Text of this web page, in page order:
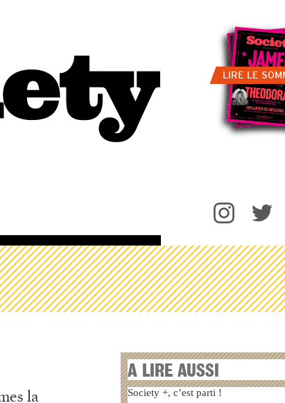
LIRE LE
A LIRE AUSSI
Society +, c’est parti !
la